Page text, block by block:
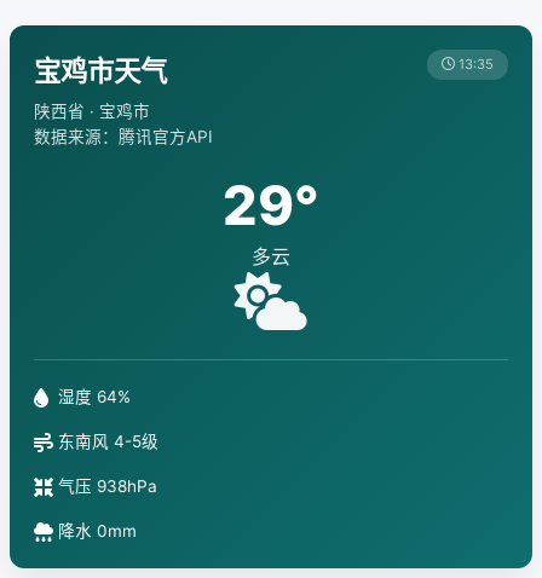
宝鸡市天气
陕西省 · 宝鸡市
数据来源：腾讯官方API
13:35
29°
多云
湿度 64%
东南风 4-5级
气压 938hPa
降水 0mm